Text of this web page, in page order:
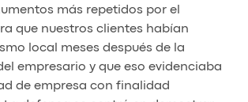
más repetidos por el
que nuestros clientes habían
local meses después de la
empresario y que eso evidenciaba
de empresa con finalidad